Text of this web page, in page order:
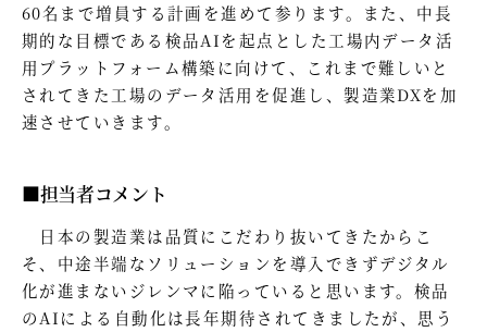
60名まで増員する計画を進めて参ります。また、中長
期的な目標である検品AIを起点とした工場内データ活
用プラットフォーム構築に向けて、これまで難しいと
されてきた工場のデータ活用を促進し、製造業DXを加
速させていきます。
■担当者コメント
日本の製造業は品質にこだわり抜いてきたからこ
そ、中途半端なソリューションを導入できずデジタル
化が進まないジレンマに陥っていると思います。検品
のAIによる自動化は長年期待されてきましたが、思う